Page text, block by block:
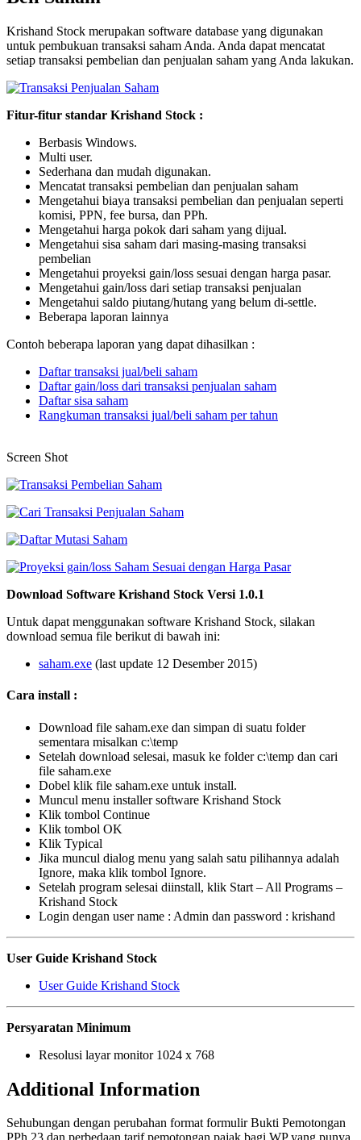
Krishand Stock merupakan software database yang digunakan
untuk pembukuan transaksi saham Anda. Anda dapat mencatat
setiap transaksi pembelian dan penjualan saham yang Anda lakukan.
Fitur-fitur standar Krishand Stock :
Berbasis Windows.
Multi user.
Sederhana dan mudah digunakan.
Mencatat transaksi pembelian dan penjualan saham
Mengetahui biaya transaksi pembelian dan penjualan seperti
komisi, PPN, fee bursa, dan PPh.
Mengetahui harga pokok dari saham yang dijual.
Mengetahui sisa saham dari masing-masing transaksi
pembelian
Mengetahui proyeksi gain/loss sesuai dengan harga pasar.
Mengetahui gain/loss dari setiap transaksi penjualan
Mengetahui saldo piutang/hutang yang belum di-settle.
Beberapa laporan lainnya
Contoh beberapa laporan yang dapat dihasilkan :
Daftar transaksi jual/beli saham
Daftar gain/loss dari transaksi penjualan saham
Daftar sisa saham
Rangkuman transaksi jual/beli saham per tahun
Screen Shot
Download Software Krishand Stock Versi 1.0.1
Untuk dapat menggunakan software Krishand Stock, silakan
download semua file berikut di bawah ini:
saham.exe (last update 12 Desember 2015)
Cara install :
Download file saham.exe dan simpan di suatu folder
sementara misalkan c:\temp
Setelah download selesai, masuk ke folder c:\temp dan cari
file saham.exe
Dobel klik file saham.exe untuk install.
Muncul menu installer software Krishand Stock
Klik tombol Continue
Klik tombol OK
Klik Typical
Jika muncul dialog menu yang salah satu pilihannya adalah
Ignore, maka klik tombol Ignore.
Setelah program selesai diinstall, klik Start – All Programs –
Krishand Stock
Login dengan user name : Admin dan password : krishand
User Guide Krishand Stock
User Guide Krishand Stock
Persyaratan Minimum
Resolusi layar monitor 1024 x 768
Additional Information
Sehubungan dengan perubahan format formulir Bukti Pemotongan